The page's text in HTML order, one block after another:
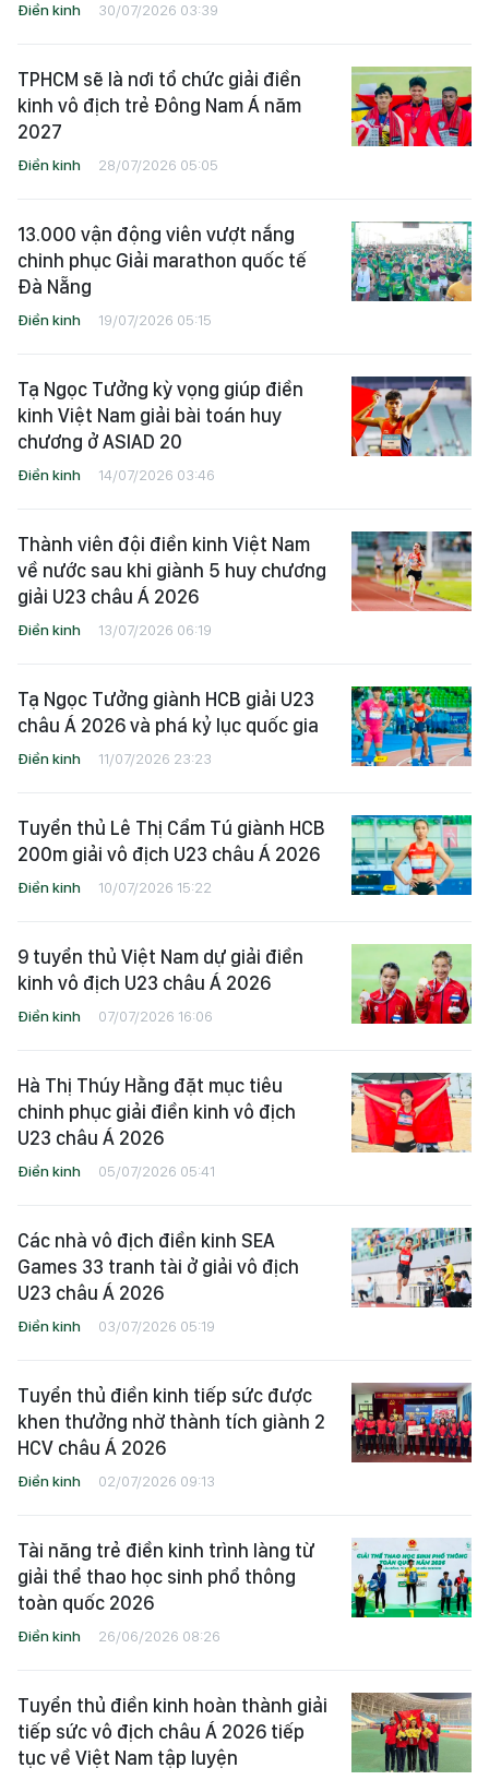
Điền kinh 30/07/2026 03:39
TPHCM sẽ là nơi tổ chức giải điền
kinh vô địch trẻ Đông Nam Á năm
2027
Điền kinh 28/07/2026 05:05
13.000 vận động viên vượt nắng
chinh phục Giải marathon quốc tế
Đà Nẵng
Điền kinh 19/07/2026 05:15
Tạ Ngọc Tưởng kỳ vọng giúp điền
kinh Việt Nam giải bài toán huy
chương ở ASIAD 20
Điền kinh 14/07/2026 03:46
Thành viên đội điền kinh Việt Nam
về nước sau khi giành 5 huy chương
giải U23 châu Á 2026
Điền kinh 13/07/2026 06:19
Tạ Ngọc Tưởng giành HCB giải U23
châu Á 2026 và phá kỷ lục quốc gia
Điền kinh 11/07/2026 23:23
Tuyển thủ Lê Thị Cẩm Tú giành HCB
200m giải vô địch U23 châu Á 2026
Điền kinh 10/07/2026 15:22
9 tuyển thủ Việt Nam dự giải điền
kinh vô địch U23 châu Á 2026
Điền kinh 07/07/2026 16:06
Hà Thị Thúy Hằng đặt mục tiêu
chinh phục giải điền kinh vô địch
U23 châu Á 2026
Điền kinh 05/07/2026 05:41
Các nhà vô địch điền kinh SEA
Games 33 tranh tài ở giải vô địch
U23 châu Á 2026
Điền kinh 03/07/2026 05:19
Tuyển thủ điền kinh tiếp sức được
khen thưởng nhờ thành tích giành 2
HCV châu Á 2026
Điền kinh 02/07/2026 09:13
Tài năng trẻ điền kinh trình làng từ
giải thể thao học sinh phổ thông
toàn quốc 2026
Điền kinh 26/06/2026 08:26
Tuyển thủ điền kinh hoàn thành giải
tiếp sức vô địch châu Á 2026 tiếp
tục về Việt Nam tập luyện